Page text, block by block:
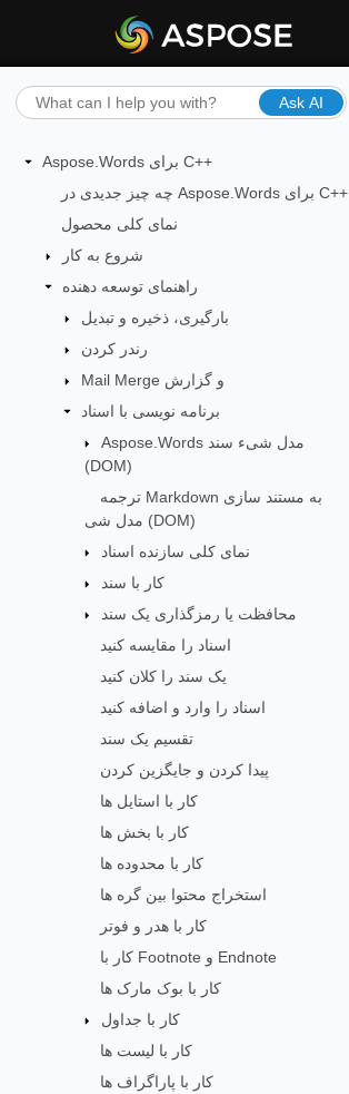
Ask AI
Aspose.Words برای C++
چه چیز جدیدی در Aspose.Words برای C++
نمای کلی محصول
شروع به کار
راهنمای توسعه دهنده
بارگیری، ذخیره و تبدیل
رندر کردن
Mail Merge و گزارش
برنامه نویسی با اسناد
Aspose.Words مدل شیء سند
(DOM)
ترجمه Markdown به مستند سازی
مدل شی (DOM)
نمای کلی سازنده اسناد
کار با سند
محافظت یا رمزگذاری یک سند
اسناد را مقایسه کنید
یک سند را کلان کنید
اسناد را وارد و اضافه کنید
تقسیم یک سند
پیدا کردن و جایگزین کردن
کار با استایل ها
کار با بخش ها
کار با محدوده ها
استخراج محتوا بین گره ها
کار با هدر و فوتر
کار با Footnote و Endnote
کار با بوک مارک ها
کار با جداول
کار با لیست ها
کار با پاراگراف ها